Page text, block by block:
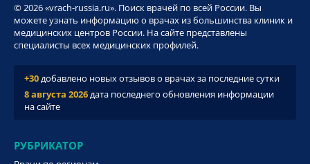
© 2026 «vrach-russia.ru». Поиск врачей по всей России. Вы
можете узнать информацию о врачах из большинства клиник и
медицинских центров России. На сайте представлены
специалисты всех медицинских профилей.
+30добавлено новых отзывов о врачах за последние сутки
8 августа 2026дата последнего обновления информации
на сайте
РУБРИКАТОР